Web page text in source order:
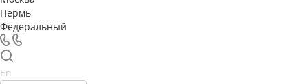
Пермь
Федеральный
En